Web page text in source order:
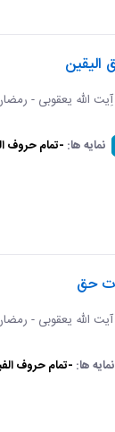
الله یعقوبی - رمضان
نمایه ها: -تمام حروف
حق
الله یعقوبی - رمضان
نمایه ها: -تمام حروف